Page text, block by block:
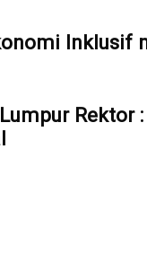
Inklusif
Rektor